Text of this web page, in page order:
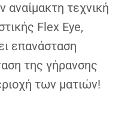
αναίμακτη τεχνική
Flex Eye,
επανάσταση
της γήρανσης
των ματιών!